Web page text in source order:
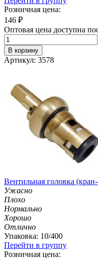
Розничная цена:
146 ₽
Оптовая цена доступна
В корзину
Артикул: 3578
Вентильная головка
Ужасно
Плохо
Нормально
Хорошо
Отлично
Упаковка: 10/400
Перейти в группу
Розничная цена: